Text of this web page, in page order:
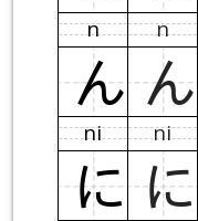
n n
ん ん
ni ni
に に